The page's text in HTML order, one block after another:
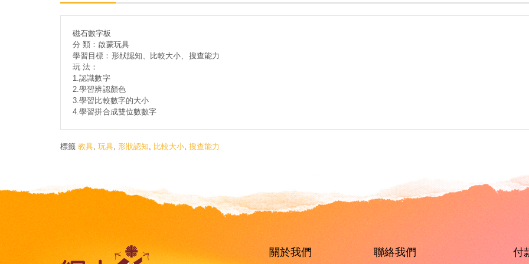
磁石數字板
分 類：啟蒙玩具
學習目標：形狀認知、比較大小、搜查能力
玩 法：
1.認識數字
2.學習辨認顏色
3.學習比較數字的大小
4.學習拼合成雙位數數字
標籤 教具 玩具 形狀認知 比較大小 搜查能力
關於我們 聯絡我們 付